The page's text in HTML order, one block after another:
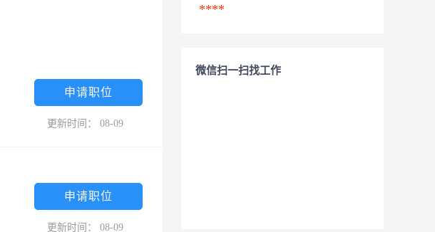
申请职位
更新时间： 08-09
申请职位
更新时间： 08-09
****
微信扫一扫找工作